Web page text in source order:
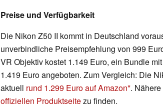
Preise und Verfügbarkeit
Die Nikon Z50 II kommt in Deutschland
unverbindliche Preisempfehlung von 999
VR Objektiv kostet 1.149 Euro, ein Bundle
1.419 Euro angeboten. Zum Vergleich: Die
aktuell rund 1.299 Euro auf Amazon .
offiziellen Produktseitezu finden.